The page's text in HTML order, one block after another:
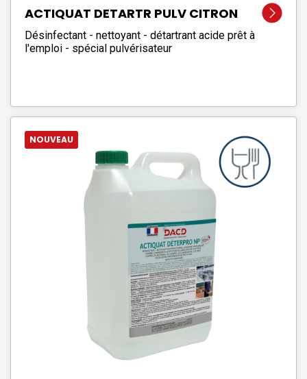
ACTIQUAT DETARTR PULV CITRON
VERT
Désinfectant - nettoyant - détartrant acide prêt à
l'emploi - spécial pulvérisateur
NOUVEAU